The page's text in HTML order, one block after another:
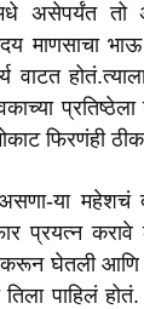
असेपर्यंत
माणसाचा भाऊ
वाटत
प्रतिष्ठेला
फिरणंही
या महेशचं
प्रयत्न करावे
घेतली आणि
पाहिलं